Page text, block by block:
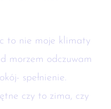
to nie moje klimaty
morzem odczuwam
spełnienie.
czy to zima, czy